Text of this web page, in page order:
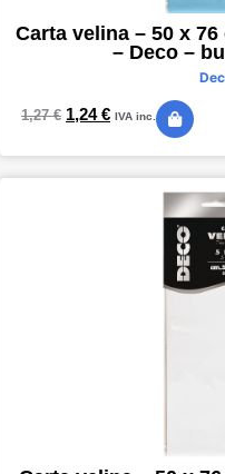
Carta velina – 50 x
– Deco –
1,27€ 1,24€ IVA inc.